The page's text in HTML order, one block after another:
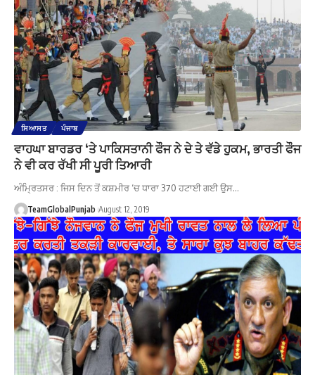
ਸਿਆਸਤ ਪੰਜਾਬ
ਵਾਹਘਾ ਬਾਰਡਰ ‘ਤੇ ਪਾਕਿਸਤਾਨੀ ਫੌਜ ਨੇ ਦੇ ਤੇ ਵੱਡੇ ਹੁਕਮ, ਭਾਰਤੀ ਫੌਜ
ਨੇ ਵੀ ਕਰ ਰੱਖੀ ਸੀ ਪੂਰੀ ਤਿਆਰੀ
ਅੰਮ੍ਰਿਤਸਰ : ਜਿਸ ਦਿਨ ਤੋਂ ਕਸ਼ਮੀਰ ‘ਚ ਧਾਰਾ 370 ਹਟਾਈ ਗਈ ਉਸ…
TeamGlobalPunjab August 12, 2019